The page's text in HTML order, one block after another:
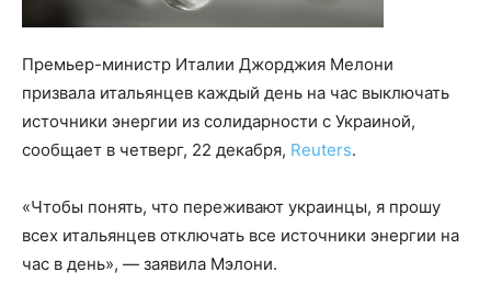
Премьер-министр Италии Джорджия Мелони
призвала итальянцев каждый день на час выключать
источники энергии из солидарности с Украиной,
сообщает в четверг, 22 декабря, Reuters.
«Чтобы понять, что переживают украинцы, я прошу
всех итальянцев отключать все источники энергии на
час в день», — заявила Мэлони.